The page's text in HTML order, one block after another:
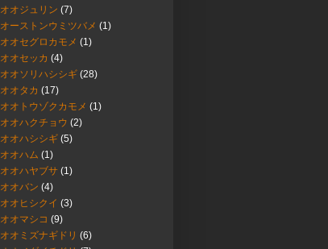
オオジュリン (7)
オーストンウミツバメ (1)
オオセグロカモメ (1)
オオセッカ (4)
オオソリハシシギ (28)
オオタカ (17)
オオトウゾクカモメ (1)
オオハクチョウ (2)
オオハシシギ (5)
オオハム (1)
オオハヤブサ (1)
オオバン (4)
オオヒシクイ (3)
オオマシコ (9)
オオミズナギドリ (6)